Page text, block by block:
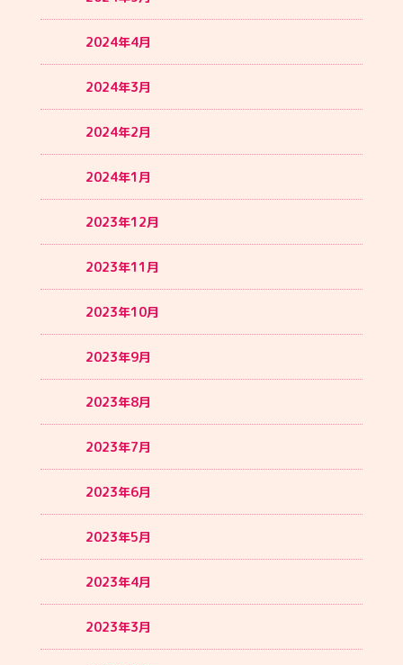
2024年4月
2024年3月
2024年2月
2024年1月
2023年12月
2023年11月
2023年10月
2023年9月
2023年8月
2023年7月
2023年6月
2023年5月
2023年4月
2023年3月